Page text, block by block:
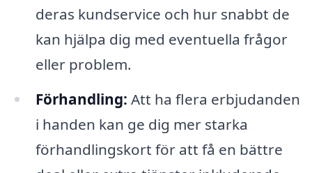
deras kundservice och hur snabbt de
kan hjälpa dig med eventuella frågor
eller problem.
Förhandling: Att ha flera erbjudanden
i handen kan ge dig mer starka
förhandlingskort för att få en bättre